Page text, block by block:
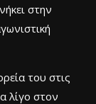
στην
του στις
λίγο στον